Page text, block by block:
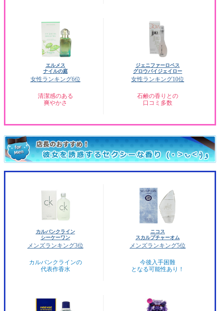
エルメス
ナイルの庭
女性ランキング6位
清潔感のある
爽やかさ
ジェニファーロペス
グロウバイジェイロー
女性ランキング10位
石鹸の香りとの
口コミ多数
カルバンクライン
シーケーワン
メンズランキング3位
カルバンクラインの
代表作香水
ニコス
スカルプチャーオム
メンズランキング5位
今後入手困難
となる可能性あり！